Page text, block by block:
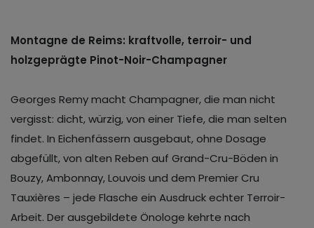
Montagne de Reims: kraftvolle, terroir- und
holzgeprägte Pinot-Noir-Champagner
Georges Remy macht Champagner, die man nicht
vergisst: dicht, würzig, von einer Tiefe, die man selten
findet. In Eichenfässern ausgebaut, ohne Dosage
abgefüllt, von alten Reben auf Grand-Cru-Böden in
Bouzy, Ambonnay, Louvois und dem Premier Cru
Tauxières – jede Flasche ein Ausdruck echter Terroir-
Arbeit. Der ausgebildete Önologe kehrte nach